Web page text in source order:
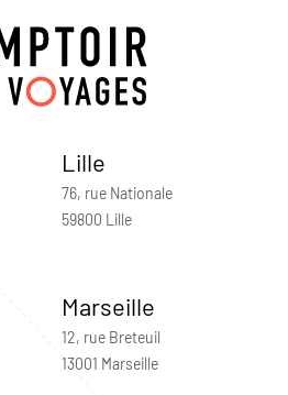
Lille
76, rue Nationale
59800 Lille
Marseille
12, rue Breteuil
13001 Marseille